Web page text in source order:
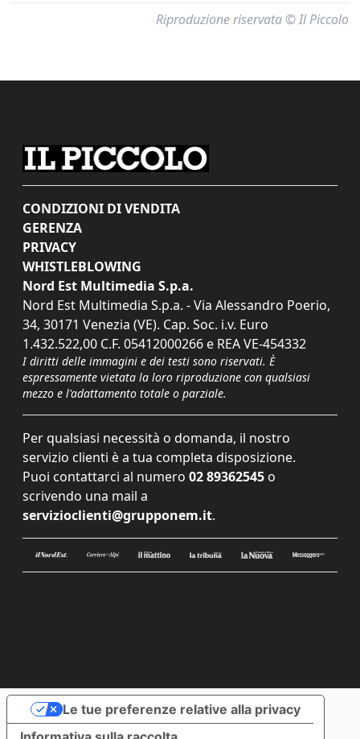
Riproduzione riservata © Il Piccolo
CONDIZIONI DI VENDITA
GERENZA
PRIVACY
WHISTLEBLOWING
Nord Est Multimedia S.p.a.
Nord Est Multimedia S.p.a. - Via Alessandro Poerio,
34, 30171 Venezia (VE). Cap. Soc. i.v. Euro
1.432.522,00 C.F. 05412000266 e REA VE-454332
I diritti delle immagini e dei testi sono riservati. È
espressamente vietata la loro riproduzione con qualsiasi
mezzo e l'adattamento totale o parziale.
Per qualsiasi necessità o domanda, il nostro
servizio clienti è a tua completa disposizione.
Puoi contattarci al numero 02 89362545 o
scrivendo una mail a
servizioclienti@grupponem.it.
Le tue preferenze relative alla privacy